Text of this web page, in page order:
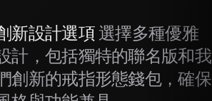
新設計選項選擇多種優雅
計，包括獨特的聯名版和我
創新的戒指形態錢包，確保